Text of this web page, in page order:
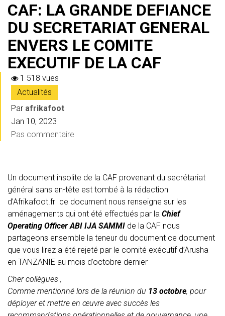
CAF: LA GRANDE DEFIANCE
DU SECRETARIAT GENERAL
ENVERS LE COMITE
EXECUTIF DE LA CAF
1 518 vues
Actualités
Par afrikafoot
Jan 10, 2023
Pas commentaire
Un document insolite de la CAF provenant du secrétariat
général sans en-tête est tombé à la rédaction
d’Afrikafoot.fr ce document nous renseigne sur les
aménagements qui ont été effectués par la Chief
Operating Officer ABI IJA SAMMI de la CAF nous
partageons ensemble la teneur du document ce document
que vous lirez a été rejeté par le comité exécutif d’Arusha
en TANZANIE au mois d’octobre dernier
Cher collègues ,
Comme mentionné lors de la réunion du 13 octobre, pour
déployer et mettre en œuvre avec succès les